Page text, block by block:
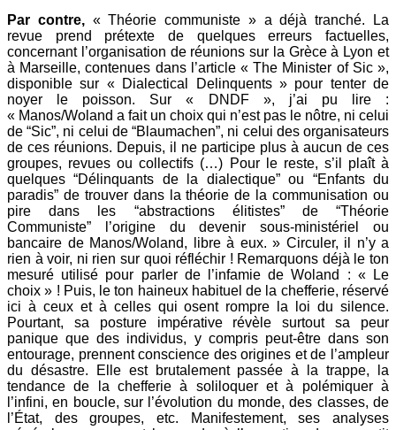
Par contre, « Théorie communiste » a déjà tranché. La
revue prend prétexte de quelques erreurs factuelles,
concernant l’organisation de réunions sur la Grèce à Lyon et
à Marseille, contenues dans l’article « The Minister of Sic »,
disponible sur « Dialectical Delinquents » pour tenter de
noyer le poisson. Sur « DNDF », j’ai pu lire :
« Manos/Woland a fait un choix qui n’est pas le nôtre, ni celui
de “Sic”, ni celui de “Blaumachen”, ni celui des organisateurs
de ces réunions. Depuis, il ne participe plus à aucun de ces
groupes, revues ou collectifs (…) Pour le reste, s’il plaît à
quelques “Délinquants de la dialectique” ou “Enfants du
paradis” de trouver dans la théorie de la communisation ou
pire dans les “abstractions élitistes” de “Théorie
Communiste” l’origine du devenir sous-ministériel ou
bancaire de Manos/Woland, libre à eux. » Circuler, il n’y a
rien à voir, ni rien sur quoi réfléchir ! Remarquons déjà le ton
mesuré utilisé pour parler de l’infamie de Woland : « Le
choix » ! Puis, le ton haineux habituel de la chefferie, réservé
ici à ceux et à celles qui osent rompre la loi du silence.
Pourtant, sa posture impérative révèle surtout sa peur
panique que des individus, y compris peut-être dans son
entourage, prennent conscience des origines et de l’ampleur
du désastre. Elle est brutalement passée à la trappe, la
tendance de la chefferie à soliloquer et à polémiquer à
l’infini, en boucle, sur l’évolution du monde, des classes, de
l’État, des groupes, etc. Manifestement, ses analyses